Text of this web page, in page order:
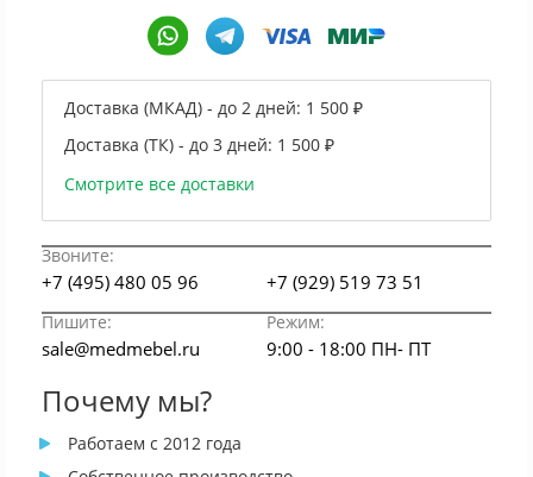
Доставка (МКАД) - до 2 дней: 1 500 ₽
Доставка (ТК) - до 3 дней: 1 500 ₽
Смотрите все доставки
Звоните:
+7 (495) 480 05 96 +7 (929) 519 73 51
Пишите: Режим:
sale@medmebel.ru 9:00 - 18:00 ПН- ПТ
Почему мы?
Работаем с 2012 года